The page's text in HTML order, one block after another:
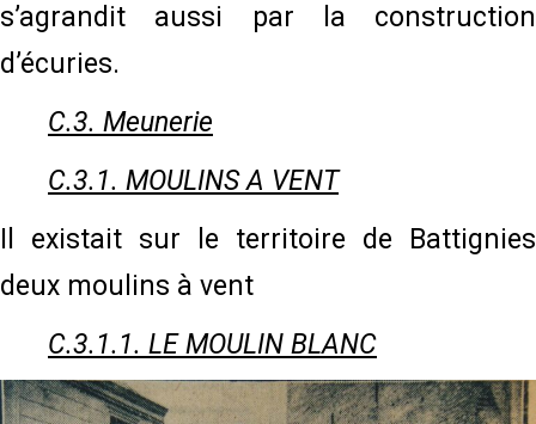
s’agrandit aussi par la construction
d’écuries.
C.3. Meunerie
C.3.1. MOULINS A VENT
Il existait sur le territoire de Battignies
deux moulins à vent
C.3.1.1. LE MOULIN BLANC